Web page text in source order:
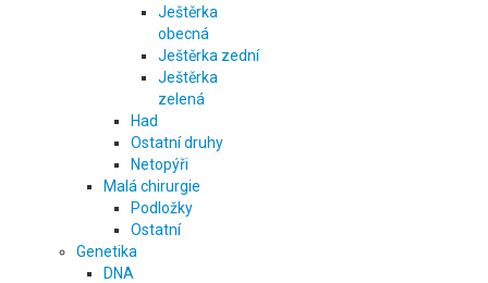
Ještěrka
obecná
Ještěrka zední
Ještěrka
zelená
Had
Ostatní druhy
Netopýři
Malá chirurgie
Podložky
Ostatní
Genetika
DNA